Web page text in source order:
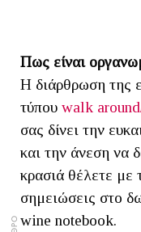
Πως είναι
Η διάρθρωση της
τύπου walk
σας δίνει την
και την άνεση να
κρασιά θέλετε με
σημειώσεις στο
wine notebook.